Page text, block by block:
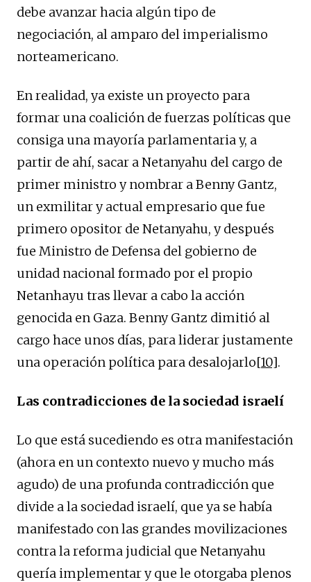
debe avanzar hacia algún tipo de
negociación, al amparo del imperialismo
norteamericano.
En realidad, ya existe un proyecto para
formar una coalición de fuerzas políticas que
consiga una mayoría parlamentaria y, a
partir de ahí, sacar a Netanyahu del cargo de
primer ministro y nombrar a Benny Gantz,
un exmilitar y actual empresario que fue
primero opositor de Netanyahu, y después
fue Ministro de Defensa del gobierno de
unidad nacional formado por el propio
Netanhayu tras llevar a cabo la acción
genocida en Gaza. Benny Gantz dimitió al
cargo hace unos días, para liderar justamente
una operación política para desalojarlo[10].
Las contradicciones de la sociedad israelí
Lo que está sucediendo es otra manifestación
(ahora en un contexto nuevo y mucho más
agudo) de una profunda contradicción que
divide a la sociedad israelí, que ya se había
manifestado con las grandes movilizaciones
contra la reforma judicial que Netanyahu
quería implementar y que le otorgaba plenos